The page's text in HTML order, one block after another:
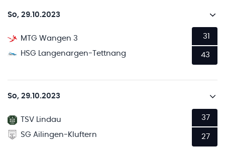
So, 29.10.2023
MTG Wangen 3
HSG Langenargen-Tettnang
31
43
So, 29.10.2023
TSV Lindau
SG Ailingen-Kluftern
37
27